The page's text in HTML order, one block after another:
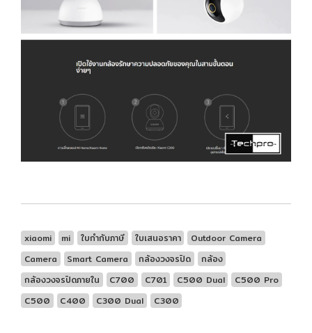
xiaomi mi ใบกำกับภาษี ใบเสนอราคา
Outdoor Camera
Camera
Smart Camera กล้องวงจรปิด
กล้อง
กล้องวงจรปิดภายใน
C700 C701 C500 Dual
C500 Pro
C500
C400 C300 Dual C300